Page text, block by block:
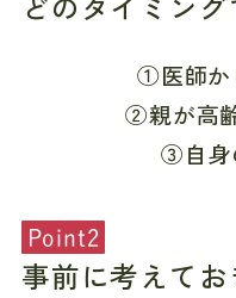
①医師か
②親が高
③自身
Point2
事前に考えてお